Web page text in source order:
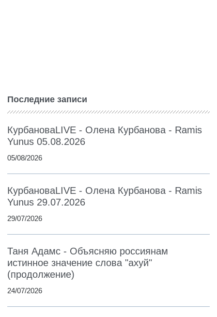
Последние записи
КурбановаLIVE - Олена Курбанова - Ramis
Yunus 05.08.2026
05/08/2026
КурбановаLIVE - Олена Курбанова - Ramis
Yunus 29.07.2026
29/07/2026
Таня Адамс - Объясняю россиянам
истинное значение слова "ахуй"
(продолжение)
24/07/2026